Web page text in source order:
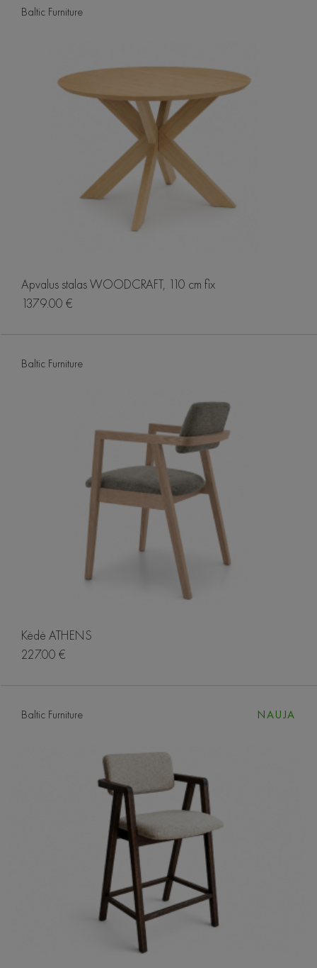
Baltic Furniture
Apvalus stalas WOODCRAFT, 110 cm fix
1379.00 €
Baltic Furniture
Kėdė ATHENS
227.00 €
Baltic Furniture NAUJA